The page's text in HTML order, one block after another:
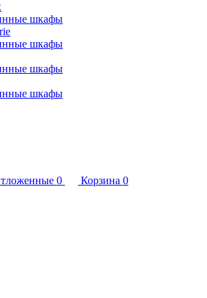
шкафы
шкафы
шкафы
шкафы
0 Корзина 0